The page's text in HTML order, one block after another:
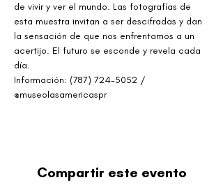
de vivir y ver el mundo. Las fotografías de
esta muestra invitan a ser descifradas y dan
la sensación de que nos enfrentamos a un
acertijo. El futuro se esconde y revela cada
día.
Información: (787) 724-5052 /
@museolasamericaspr
Compartir este evento